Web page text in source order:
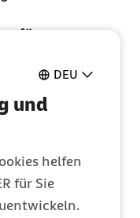
DEU
und
helfen
für Sie
für an
muss die
Jahren
gehört, dass
gewonnen
werden
auch im
werden,